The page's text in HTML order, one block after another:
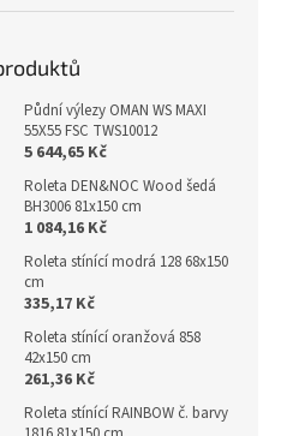
Půdní výlezy OMAN WS MAXI
55X55 FSC TWS10012
5 644,65 Kč
Roleta DEN&NOC Wood šedá
BH3006 81x150 cm
1 084,16 Kč
Roleta stínící modrá 128 68x150
cm
335,17 Kč
Roleta stínící oranžová 858
42x150 cm
261,36 Kč
Roleta stínící RAINBOW č. barvy